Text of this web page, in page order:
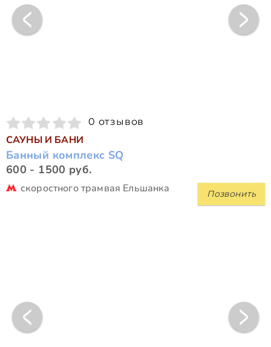
0 отзывов
САУНЫ И БАНИ
Банный комплекс SQ
600 - 1500 руб.
Позвонить
скоростного трамвая Ельшанка